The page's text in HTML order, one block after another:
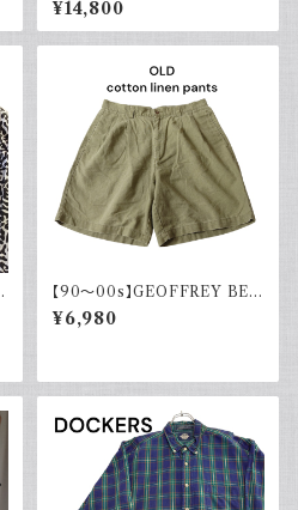
ネンコットン イージーパンツ 古
着
¥14,800
【90～00s】GEOFFREY BEE
NE コットンリネンショーツ ツー
タック カーキグリーン フェード
¥6,980